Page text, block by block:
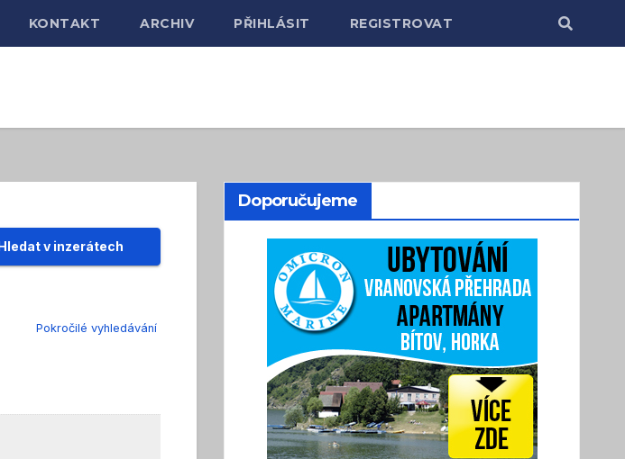
KONTAKT ARCHIV PŘIHLÁSIT REGISTROVAT
Pokročilé vyhledávání
Doporučujeme